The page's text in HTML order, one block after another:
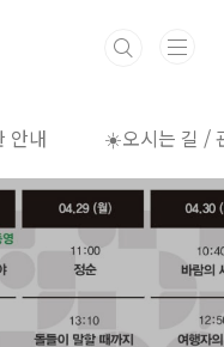
안내 ☀️오시는 길 /